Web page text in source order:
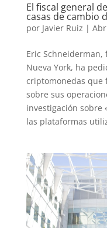
El fiscal general
casas de cambio
por Javier Ruiz |
Eric Schneiderman,
Nueva York, ha
criptomonedas que
sobre sus
investigación sobre
las plataformas